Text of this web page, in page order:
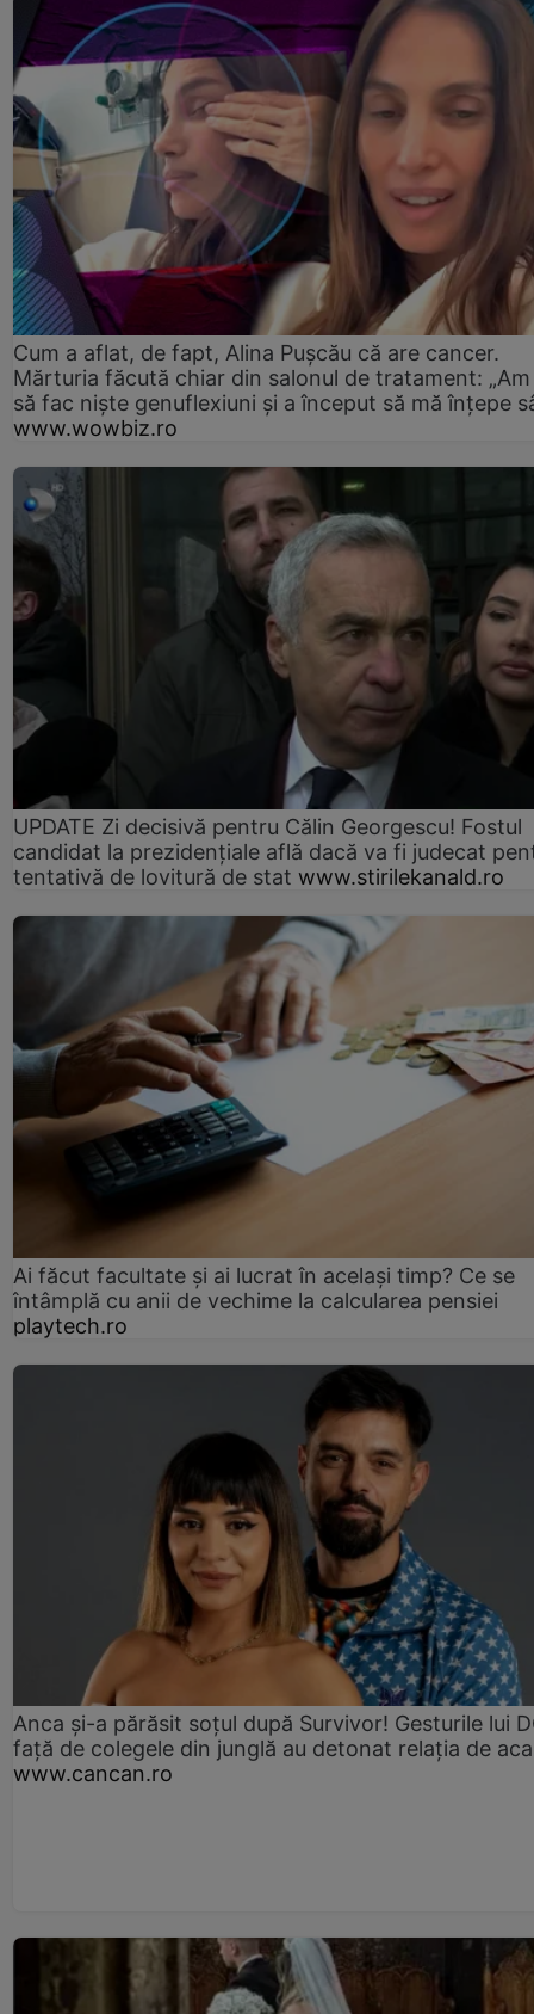
Cum a aflat, de fapt, Alina Pușcău că are cancer.
Mărturia făcută chiar din salonul de tratament:
să fac niște genuflexiuni și a început să mă înțepe
www.wowbiz.ro
UPDATE Zi decisivă pentru Călin Georgescu! Fostul
candidat la prezidențiale află dacă va fi judecat
tentativă de lovitură de stat www.stirilekanald.ro
Ai făcut facultate și ai lucrat în același timp? Ce se
întâmplă cu anii de vechime la calcularea pensiei
playtech.ro
Anca și-a părăsit soțul după Survivor! Gesturile lui
față de colegele din junglă au detonat relația de
www.cancan.ro